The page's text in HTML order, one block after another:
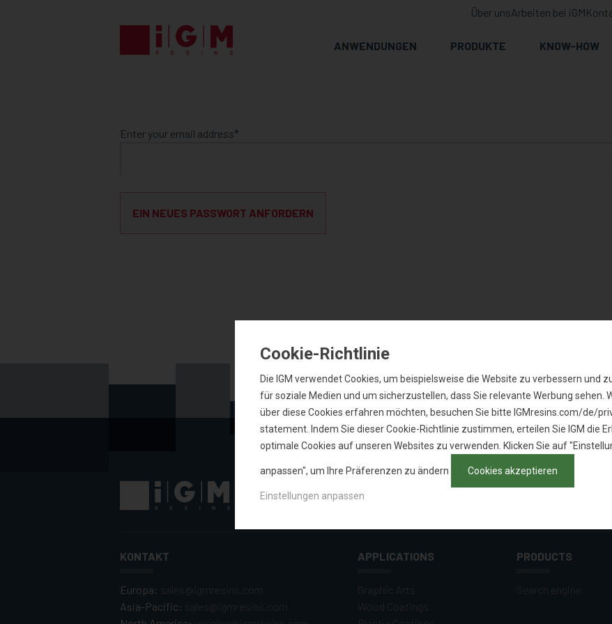
ANWENDUNGEN PRODUKTE KNOW-HOW
Über unsArbeiten bei iGM
FORGOT
PASSWORD
Enter your email address
EIN NEUES PASSWORT ANFORDERN
KONTAKT
Europa:
Asia-Pacific:
APPLICATIONS PRODUCTS
Cookie-Richtlinie
Die IGM verwendet Cookies, um beispielsweise die Website zu verbessern und
für soziale Medien und um sicherzustellen, dass Sie relevante Werbung sehen.
über diese Cookies erfahren möchten, besuchen Sie bitte IGMresins.com/de/
statement. Indem Sie dieser Cookie-Richtlinie zustimmen, erteilen Sie IGM die
optimale Cookies auf unseren Websites zu verwenden. Klicken Sie auf
anpassen", um Ihre Präferenzen zu ändern Cookies akzeptieren
Einstellungen anpassen